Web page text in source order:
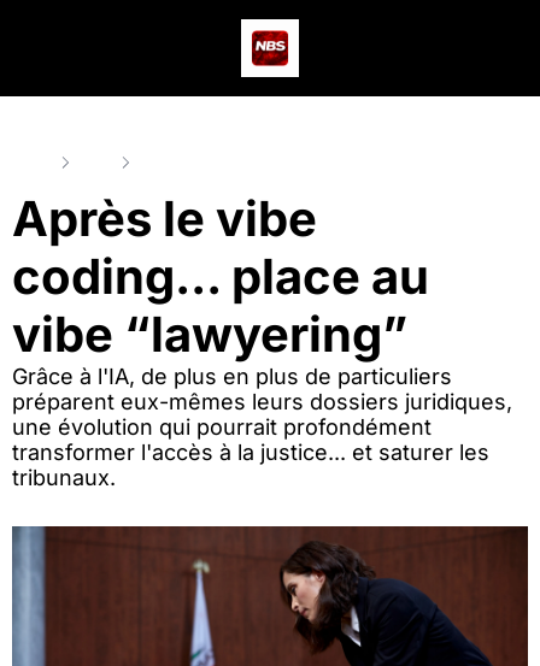
Après le vibe
coding... place au
vibe “lawyering”
Grâce à l'IA, de plus en plus de particuliers
préparent eux-mêmes leurs dossiers juridiques,
une évolution qui pourrait profondément
transformer l'accès à la justice... et saturer les
tribunaux.